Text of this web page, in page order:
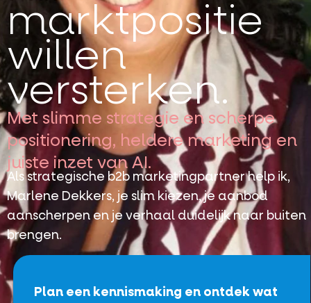
marktpositie
willen
versterken.
Met slimme strategie en scherpe
positionering, heldere marketing en
juiste inzet van AI.
Als strategische b2b marketingpartner help ik,
Marlene Dekkers, je slim kiezen, je aanbod
aanscherpen en je verhaal duidelijk naar buiten
brengen.
Plan een kennismaking en ontdek wat